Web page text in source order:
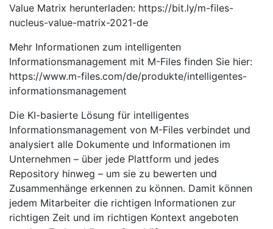
Value Matrix herunterladen: https://bit.ly/m-files-
nucleus-value-matrix-2021-de
Mehr Informationen zum intelligenten
Informationsmanagement mit M-Files finden Sie hier:
https://www.m-files.com/de/produkte/intelligentes-
informationsmanagement
Die KI-basierte Lösung für intelligentes
Informationsmanagement von M-Files verbindet und
analysiert alle Dokumente und Informationen im
Unternehmen – über jede Plattform und jedes
Repository hinweg – um sie zu bewerten und
Zusammenhänge erkennen zu können. Damit können
jedem Mitarbeiter die richtigen Informationen zur
richtigen Zeit und im richtigen Kontext angeboten